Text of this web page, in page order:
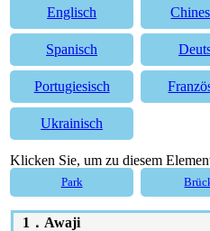
Englisch
Spanisch
Portugiesisch
Ukrainisch
Klicken Sie, um zu diesem
Park
1． Awaji